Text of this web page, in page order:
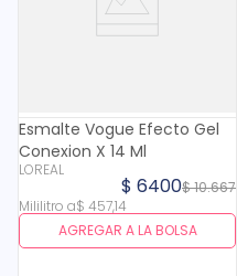
Esmalte Vogue Efecto Gel
Conexion X 14 Ml
LOREAL
$10.667
$ 6400
Mililitro a$ 457,14
AGREGAR A LA BOLSA